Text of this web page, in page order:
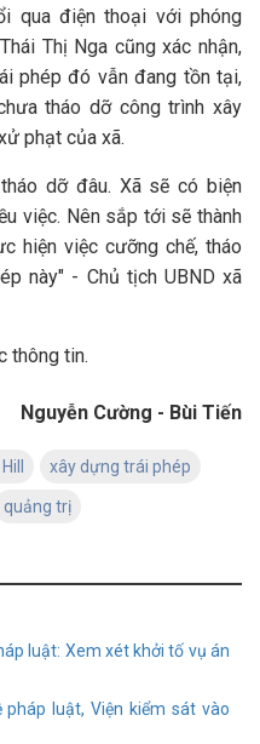
qua điện thoại với phóng
Thị Nga cũng xác nhận,
phép đó vẫn đang tồn tại,
tháo dỡ công trình xây
phạt của xã.
dỡ đâu. Xã sẽ có biện
việc. Nên sắp tới sẽ thành
hiện việc cưỡng chế, tháo
này" - Chủ tịch UBND xã
thông tin.
Nguyễn Cường - Bùi Tiến
xây dựng trái phép
quảng trị
luật: Xem xét khởi tố vụ án
luật, Viện kiểm sát vào